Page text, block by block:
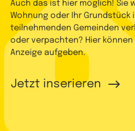
Auch das ist hier möglich! Sie
Wohnung oder Ihr Grundstück
teilnehmenden Gemeinden
oder verpachten? Hier
Anzeige aufgeben.
Jetzt inserieren